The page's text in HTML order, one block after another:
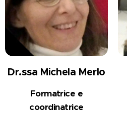
Dr.ssa Michela Merlo
Formatrice e
coordinatrice